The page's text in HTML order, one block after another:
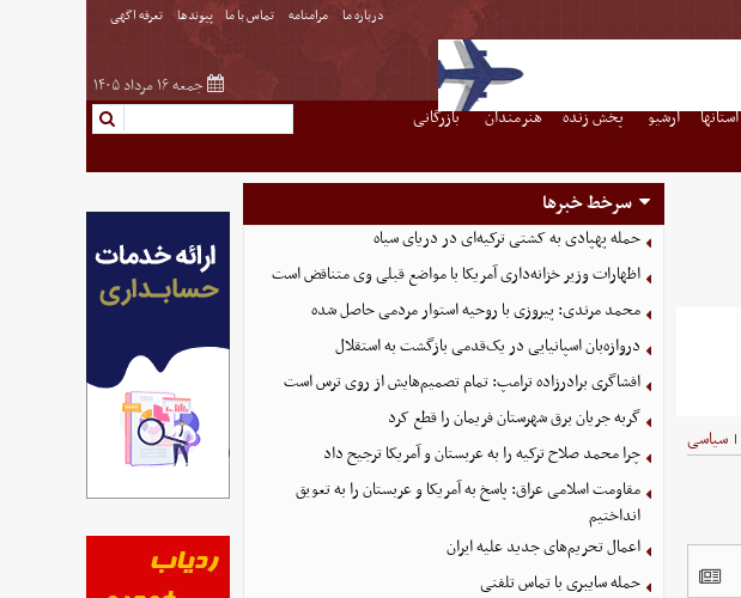
درباره ما مرامنامه تماس با ما پیوندها تعرفه اگهی
جمعه ۱۶ مرداد ۱۴۰۵
استانها آرشیو پخش زنده هنرمندان
بازرگانی
| سیاسی
سرخط خبرها
حمله پهپادی به کشتی ترکیه‌ای در دریای سیاه
اظهارات وزیر خزانه‌داری آمریکا با مواضع قبلی وی متناقض است
محمد مرندی: پیروزی با روحیه استوار مردمی حاصل شده
دروازه‌بان اسپانیایی در یک‌قدمی بازگشت به استقلال
افشاگری برادرزاده ترامپ: تمام تصمیم‌هایش از روی ترس است
گربه جریان برق شهرستان فریمان را قطع کرد
چرا محمد صلاح ترکیه را به عربستان و آمریکا ترجیح داد
مقاومت اسلامی عراق: پاسخ به آمریکا و عربستان را به تعویق
انداختیم
اعمال تحریم‌های جدید علیه ایران
حمله سایبری با تماس تلفنی